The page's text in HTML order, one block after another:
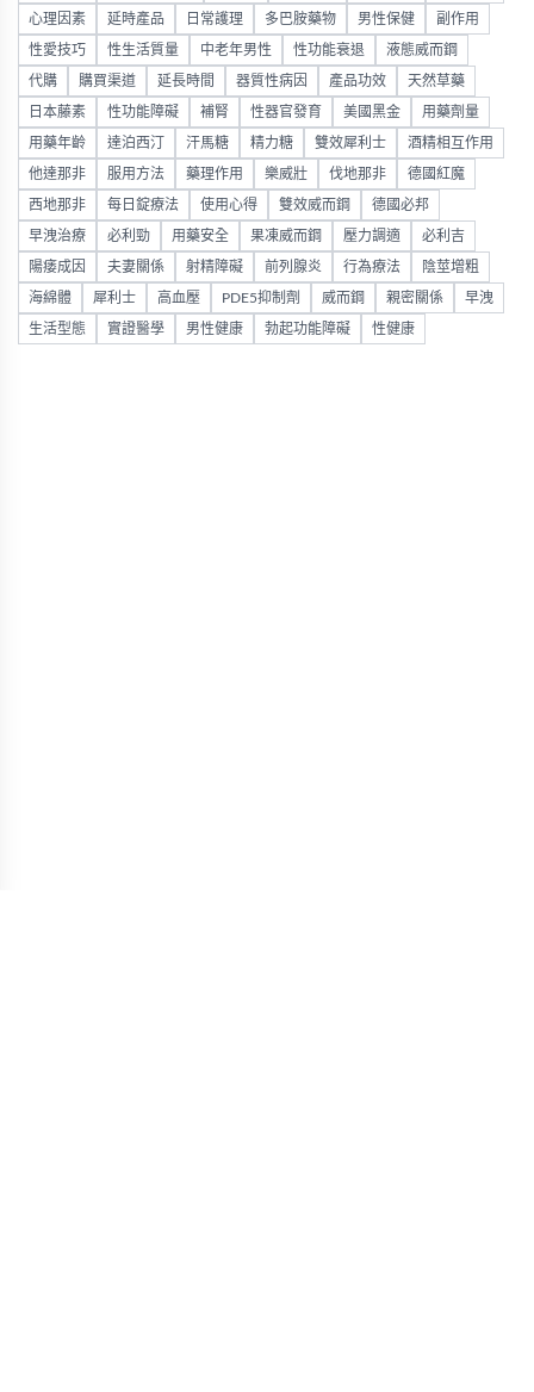
心理因素 延時產品 日常護理 多巴胺藥物 男性保健 副作用
性愛技巧 性生活質量 中老年男性 性功能衰退 液態威而鋼
代購 購買渠道 延長時間 器質性病因 產品功效 天然草藥
日本藤素 性功能障礙 補腎 性器官發育 美國黑金 用藥劑量
用藥年齡 達泊西汀 汗馬糖 精力糖 雙效犀利士 酒精相互作用
他達那非 服用方法 藥理作用 樂威壯 伐地那非 德國紅魔
西地那非 每日錠療法 使用心得 雙效威而鋼 德國必邦
早洩治療 必利勁 用藥安全 果凍威而鋼 壓力調適 必利吉
陽痿成因 夫妻關係 射精障礙 前列腺炎 行為療法 陰莖增粗
海綿體 犀利士 高血壓 PDE5抑制劑 威而鋼 親密關係 早洩
生活型態 實證醫學 男性健康 勃起功能障礙 性健康